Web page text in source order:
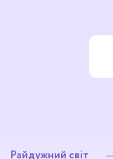
Райдужний світ